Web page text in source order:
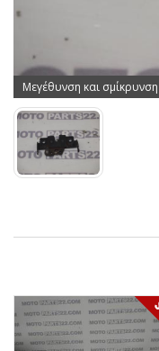
Μεγέθυνση και